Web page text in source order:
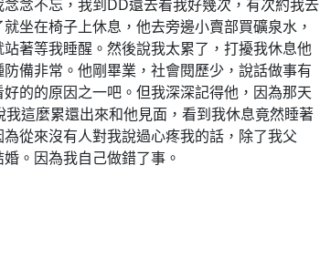
念不忘，我到DD還去看我好幾次，有次約我去
坐在椅子上休息，他去旁邊小賣部買礦泉水，
著等我睡醒。然後說我太累了，打擾我休息他
備非常。他剛畢業，社會閱歷少，說話做事有
的的原因之一吧。但我深深記得他，因為那天
我這麼累還出來和他見面，看到我休息竟然睡著
從來沒有人對我說過心疼我的話，除了我父
。因為我自己做錯了事。